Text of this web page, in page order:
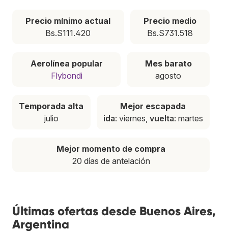
Precio mínimo actual
Bs.S111.420
Precio medio
Bs.S731.518
Aerolínea popular
Flybondi
Mes barato
agosto
Temporada alta
julio
Mejor escapada
ida: viernes, vuelta: martes
Mejor momento de compra
20 días de antelación
Últimas ofertas desde Buenos Aires,
Argentina